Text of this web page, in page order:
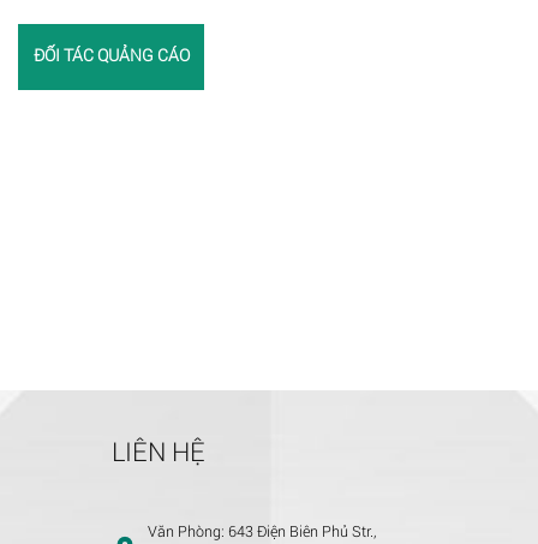
ĐỐI TÁC QUẢNG CÁO
LIÊN HỆ
Văn Phòng: 643 Điện Biên Phủ Str.,